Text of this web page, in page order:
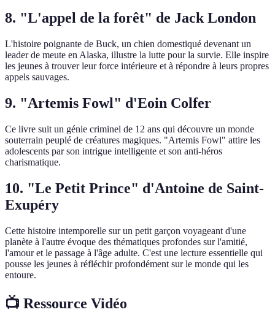
8. "L'appel de la forêt" de Jack London
L'histoire poignante de Buck, un chien domestiqué devenant un
leader de meute en Alaska, illustre la lutte pour la survie. Elle inspire
les jeunes à trouver leur force intérieure et à répondre à leurs propres
appels sauvages.
9. "Artemis Fowl" d'Eoin Colfer
Ce livre suit un génie criminel de 12 ans qui découvre un monde
souterrain peuplé de créatures magiques. "Artemis Fowl" attire les
adolescents par son intrigue intelligente et son anti-héros
charismatique.
10. "Le Petit Prince" d'Antoine de Saint-
Exupéry
Cette histoire intemporelle sur un petit garçon voyageant d'une
planète à l'autre évoque des thématiques profondes sur l'amitié,
l'amour et le passage à l'âge adulte. C'est une lecture essentielle qui
pousse les jeunes à réfléchir profondément sur le monde qui les
entoure.
📺 Ressource Vidéo